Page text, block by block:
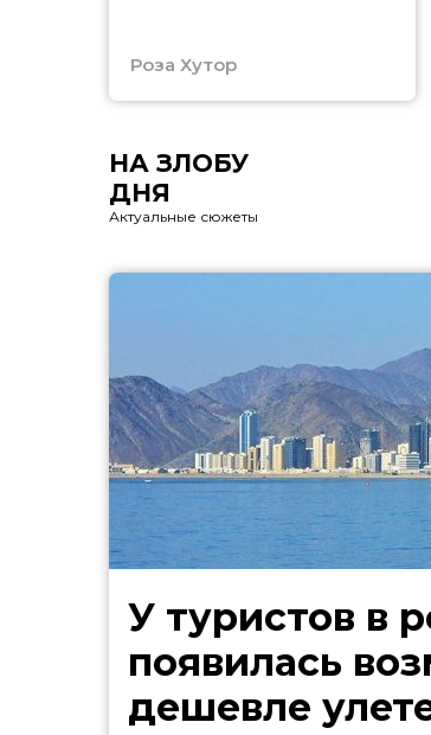
Роза Хутор
НА ЗЛОБУ
ДНЯ
Актуальные сюжеты
У туристов в
появилась
дешевле